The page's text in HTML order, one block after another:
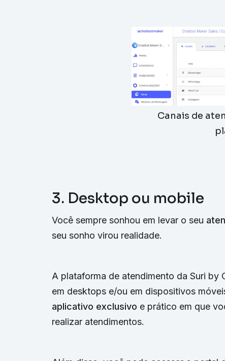
Canais de
3. Desktop ou mobile
Você sempre sonhou em levar o seu
seu sonho virou realidade.
A plataforma de atendimento da Suri by
em desktops e/ou em dispositivos
aplicativo exclusivo e prático em que
realizar atendimentos.